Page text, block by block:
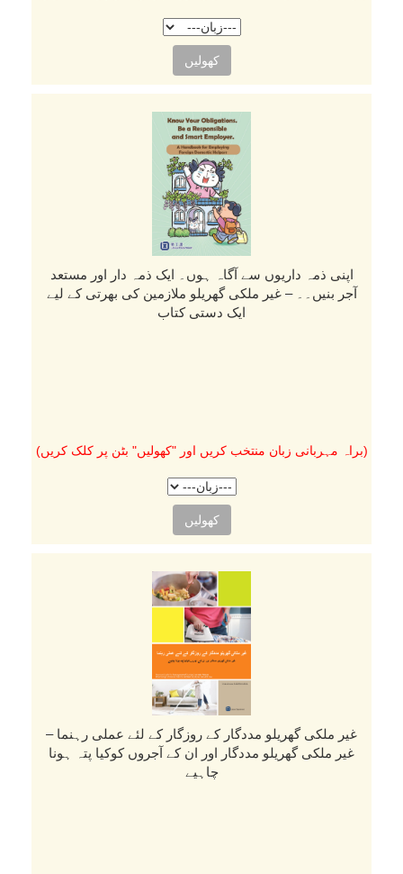
کھولیں
اپنی ذمہ داریوں سے آگاہ ہوں۔ ایک ذمہ دار اور مستعد
آجر بنیں۔۔ – غیر ملکی گھریلو ملازمین کی بھرتی کے لیے
ایک دستی کتاب
(براہ مہربانی زبان منتخب کریں اور "کھولیں" بٹن پر کلک کریں)
کھولیں
غیر ملکی گھریلو مددگار کے روزگار کے لئے عملی رہنما –
غیر ملکی گھریلو مددگار اور ان کے آجروں کوکیا پتہ ہونا
چاہیے